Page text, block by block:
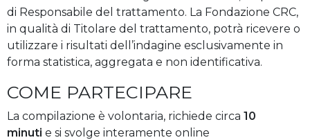
di Responsabile del trattamento. La Fondazione CRC,
in qualità di Titolare del trattamento, potrà ricevere o
utilizzare i risultati dell’indagine esclusivamente in
forma statistica, aggregata e non identificativa.
COME PARTECIPARE
La compilazione è volontaria, richiede circa 10
minuti e si svolge interamente online